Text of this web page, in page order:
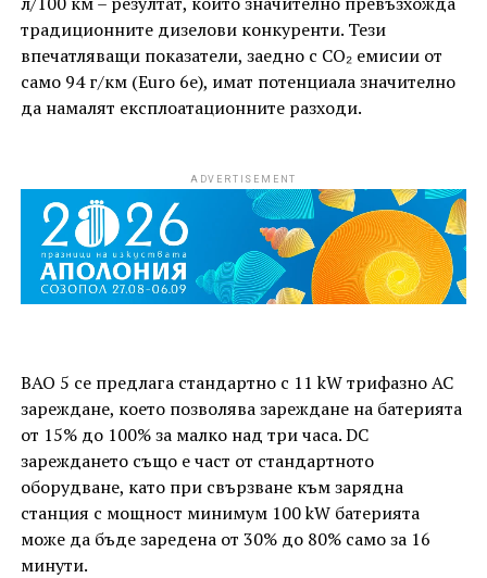
традиционните дизелови конкуренти. Тези
впечатляващи показатели, заедно с CO₂ емисии от
само 94 г/км (Euro 6e), имат потенциала значително
да намалят експлоатационните разходи.
ADVERTISEMENT
BAO 5 се предлага стандартно с 11 kW трифазно AC
зареждане, което позволява зареждане на батерията
от 15% до 100% за малко над три часа. DC
зареждането също е част от стандартното
оборудване, като при свързване към зарядна
станция с мощност минимум 100 kW батерията
може да бъде заредена от 30% до 80% само за 16
минути.